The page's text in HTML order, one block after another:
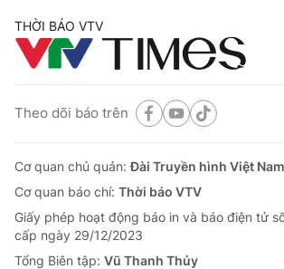
THỜI BÁO VTV
Theo dõi báo trên
Cơ quan chủ quản:Đài Truyền hình Việt Nam
Cơ quan báo chí: Thời báo VTV
Giấy phép hoạt động báo in và báo điện tử
cấp ngày 29/12/2023
Tổng Biên tập: Vũ Thanh Thủy